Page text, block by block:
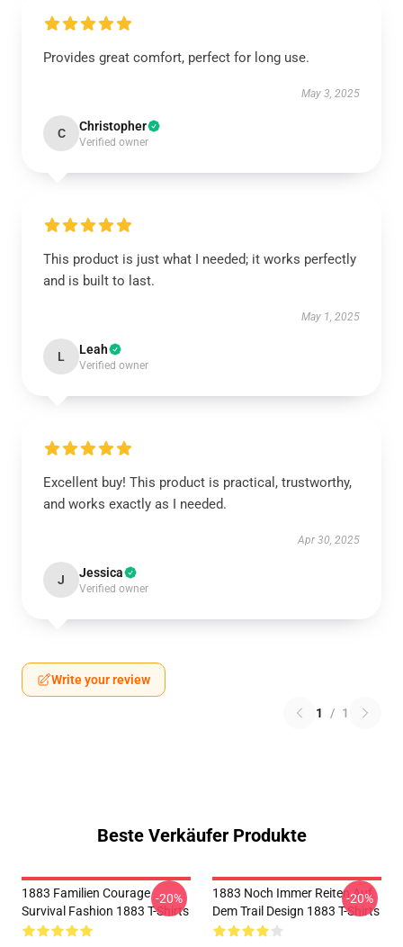
Provides great comfort, perfect for long use.
May 3, 2025
C Christopher
Verified owner
This product is just what I needed; it works perfectly
and is built to last.
May 1, 2025
L Leah
Verified owner
Excellent buy! This product is practical, trustworthy,
and works exactly as I needed.
Apr 30, 2025
J Jessica
Verified owner
Write your review
1 / 1
Beste Verkäufer Produkte
1883 Familien Courage
Survival Fashion 1883 T-Shirts
-20%
1883 Noch Immer Reiten Auf
Dem Trail Design 1883 T-Shirts
-20%